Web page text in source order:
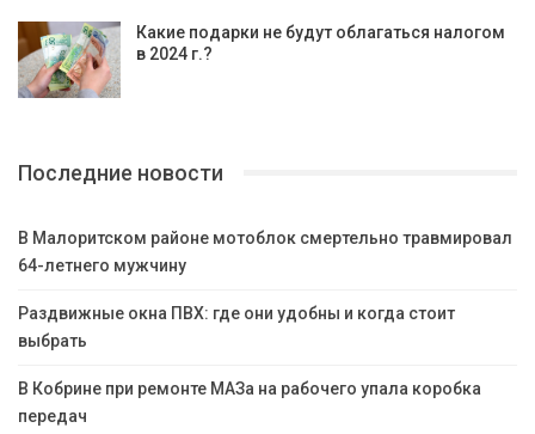
Какие подарки не будут облагаться налогом
в 2024 г.?
Последние новости
В Малоритском районе мотоблок смертельно травмировал
64-летнего мужчину
Раздвижные окна ПВХ: где они удобны и когда стоит
выбрать
В Кобрине при ремонте МАЗа на рабочего упала коробка
передач